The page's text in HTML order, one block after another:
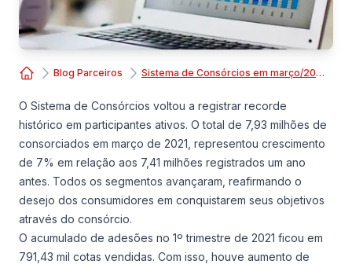
Blog Parceiros Sistema de Consórcios em março/2021: dados econômicos
O Sistema de Consórcios voltou a registrar recorde
histórico em participantes ativos. O total de 7,93 milhões de
consorciados em março de 2021, representou crescimento
de 7% em relação aos 7,41 milhões registrados um ano
antes. Todos os segmentos avançaram, reafirmando o
desejo dos consumidores em conquistarem seus objetivos
através do consórcio.
O acumulado de adesões no 1º trimestre de 2021 ficou em
791,43 mil cotas vendidas. Com isso, houve aumento de